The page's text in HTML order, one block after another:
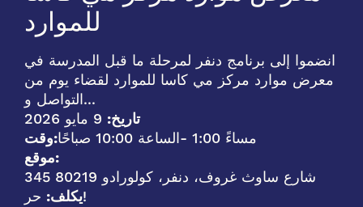
للموارد
انضموا إلى برنامج دنفر لمرحلة ما قبل المدرسة في
معرض موارد مركز مي كاسا للموارد لقضاء يوم من
التواصل و...
تاريخ:
وقت:
الساعة 10:00 صباحًا
- 1:00 مساءً
موقع:
345 شارع ساوث غروف، دنفر، كولورادو 80219
يكلف:حر!